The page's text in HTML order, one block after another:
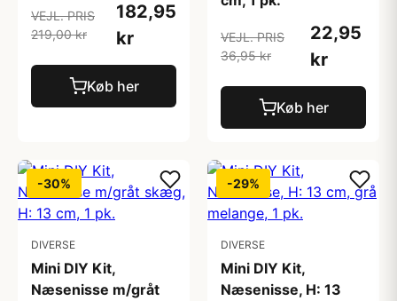
VEJL. PRIS
219,00 kr
182,95
kr
Køb her
VEJL. PRIS
36,95 kr
22,95
kr
Køb her
-30%
DIVERSE
Mini DIY Kit,
Næsenisse m/gråt
-29%
DIVERSE
Mini DIY Kit,
Næsenisse, H: 13